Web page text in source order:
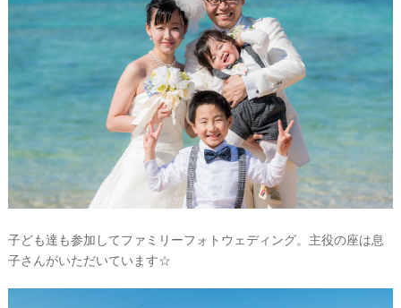
子ども達も参加してファミリーフォトウェディング。主役の座は息
子さんがいただいています☆